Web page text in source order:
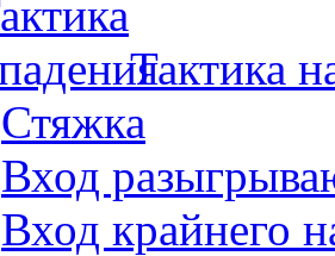
Тактика
Стяжка
Вход
Вход крайнего